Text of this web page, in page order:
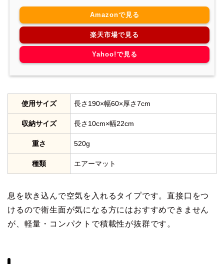
Amazonで見る
楽天市場で見る
Yahoo!で見る
使用サイズ 長さ190×幅60×厚さ7cm
収納サイズ 長さ10cm×幅22cm
重さ 520g
種類 エアーマット
息を吹き込んで空気を入れるタイプです。直接口をつ
けるので衛生面が気になる方にはおすすめできません
が、軽量・コンパクトで積載性が抜群です。